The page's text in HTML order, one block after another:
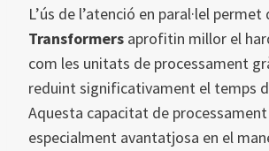
L’ús de l’atenció en paral·lel permet
Transformers aprofitin millor el
com les unitats de processament
reduint significativament el temps
Aquesta capacitat de processament
especialment avantatjosa en el